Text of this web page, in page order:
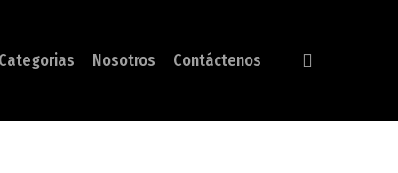
Nosotros Contáctenos